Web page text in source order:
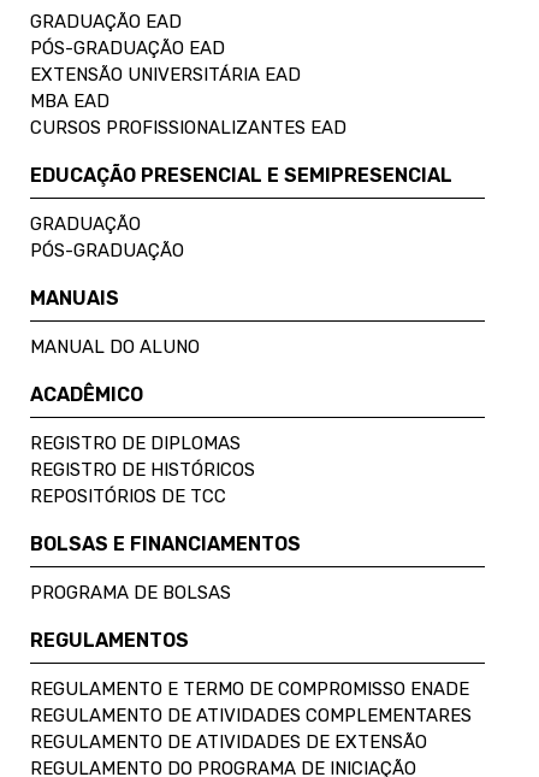
GRADUAÇÃO EAD
PÓS-GRADUAÇÃO EAD
EXTENSÃO UNIVERSITÁRIA EAD
MBA EAD
CURSOS PROFISSIONALIZANTES EAD
EDUCAÇÃO PRESENCIAL E SEMIPRESENCIAL
GRADUAÇÃO
PÓS-GRADUAÇÃO
MANUAIS
MANUAL DO ALUNO
ACADÊMICO
REGISTRO DE DIPLOMAS
REGISTRO DE HISTÓRICOS
REPOSITÓRIOS DE TCC
BOLSAS E FINANCIAMENTOS
PROGRAMA DE BOLSAS
REGULAMENTOS
REGULAMENTO E TERMO DE COMPROMISSO ENADE
REGULAMENTO DE ATIVIDADES COMPLEMENTARES
REGULAMENTO DE ATIVIDADES DE EXTENSÃO
REGULAMENTO DO PROGRAMA DE INICIAÇÃO